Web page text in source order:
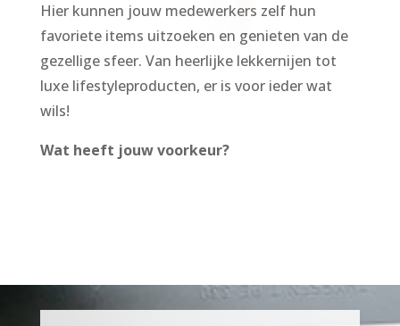
Hier kunnen jouw medewerkers zelf hun
favoriete items uitzoeken en genieten van de
gezellige sfeer. Van heerlijke lekkernijen tot
luxe lifestyleproducten, er is voor ieder wat
wils!
Wat heeft jouw voorkeur?